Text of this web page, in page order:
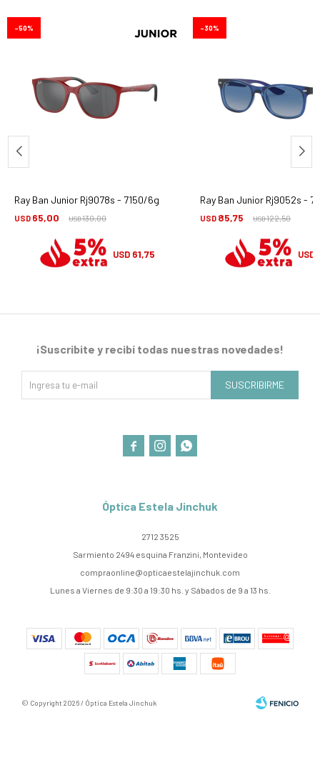
Ray Ban Junior Rj9078s - 7150/6g
USD 65,00 USD130,00
50
USD 61,75
Ray Ban Junior Rj9052s -
USD 85,75 USD122,50
30
USD
Óptica Estela Jinchuk
2712 3525
Sarmiento 2494 esquina Franzini, Montevideo
compraonline@opticaestelajinchuk.com
Lunes a Viernes de 9:30 a 19:30 hs. y Sábados de 9 a 13 hs.
¡Suscribite y recibí todas nuestras novedades!
SUSCRIBIRME
  
© Copyright 2026 / Óptica Estela Jinchuk